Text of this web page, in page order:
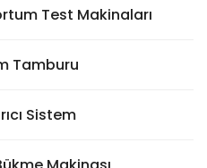
Test Makinaları
Tamburu
Sistem